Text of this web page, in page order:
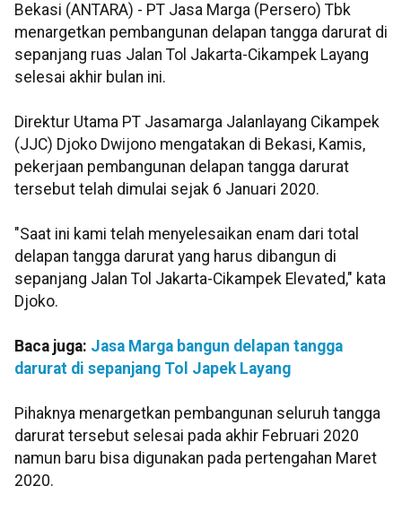
Bekasi (ANTARA) - PT Jasa Marga (Persero) Tbk
menargetkan pembangunan delapan tangga darurat di
sepanjang ruas Jalan Tol Jakarta-Cikampek Layang
selesai akhir bulan ini.
Direktur Utama PT Jasamarga Jalanlayang Cikampek
(JJC) Djoko Dwijono mengatakan di Bekasi, Kamis,
pekerjaan pembangunan delapan tangga darurat
tersebut telah dimulai sejak 6 Januari 2020.
"Saat ini kami telah menyelesaikan enam dari total
delapan tangga darurat yang harus dibangun di
sepanjang Jalan Tol Jakarta-Cikampek Elevated," kata
Djoko.
Baca juga: Jasa Marga bangun delapan tangga
darurat di sepanjang Tol Japek Layang
Pihaknya menargetkan pembangunan seluruh tangga
darurat tersebut selesai pada akhir Februari 2020
namun baru bisa digunakan pada pertengahan Maret
2020.